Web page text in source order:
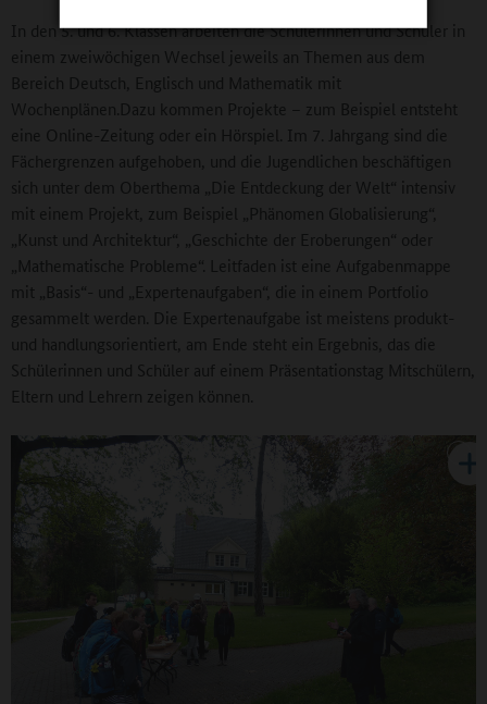
In den 5. und 6. Klassen arbeiten die Schülerinnen und Schüler in
einem zweiwöchigen Wechsel jeweils an Themen aus dem
Bereich Deutsch, Englisch und Mathematik mit
Wochenplänen.Dazu kommen Projekte – zum Beispiel entsteht
eine Online-Zeitung oder ein Hörspiel. Im 7. Jahrgang sind die
Fächergrenzen aufgehoben, und die Jugendlichen beschäftigen
sich unter dem Oberthema „Die Entdeckung der Welt“ intensiv
mit einem Projekt, zum Beispiel „Phänomen Globalisierung“,
„Kunst und Architektur“, „Geschichte der Eroberungen“ oder
„Mathematische Probleme“. Leitfaden ist eine Aufgabenmappe
mit „Basis“- und „Expertenaufgaben“, die in einem Portfolio
gesammelt werden. Die Expertenaufgabe ist meistens produkt-
und handlungsorientiert, am Ende steht ein Ergebnis, das die
Schülerinnen und Schüler auf einem Präsentationstag Mitschülern,
Eltern und Lehrern zeigen können.